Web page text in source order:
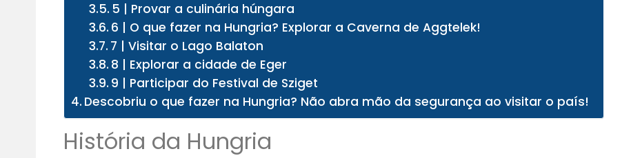
5 | Provar a culinária húngara
6 | O que fazer na Hungria? Explorar a Caverna de Aggtelek!
7 | Visitar o Lago Balaton
8 | Explorar a cidade de Eger
9 | Participar do Festival de Sziget
Descobriu o que fazer na Hungria? Não abra mão da segurança ao visitar o país!
História da Hungria